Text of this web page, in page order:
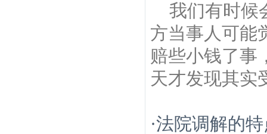
我们有时候
方当事人可能
赔些小钱了事
天才发现其实
·法院调解的